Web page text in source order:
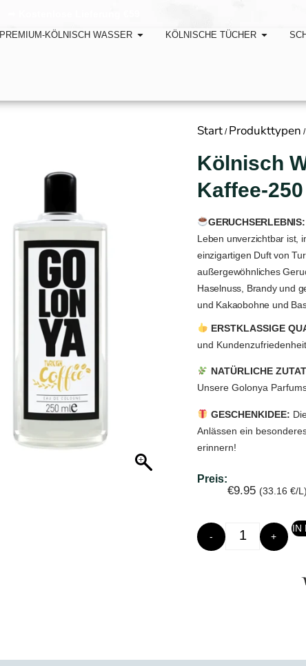
PREMIUM-KÖLNISCH WASSER KÖLNISCHE TÜCHER
Start / Produkttypen /
Kölnisch
Kaffee-
GERUCHSERLEBNIS:
Leben unverzichtbar ist,
einzigartigen Duft von
außergewöhnliches
Haselnuss, Brandy und
und Kakaobohne und
ERSTKLASSIGE
und
NATÜRLICHE
Unsere Golonya
GESCHENKIDEE:
Anlässen ein
erinnern!
Preis:
€9.95 (33.16 €/L)
- +
IN